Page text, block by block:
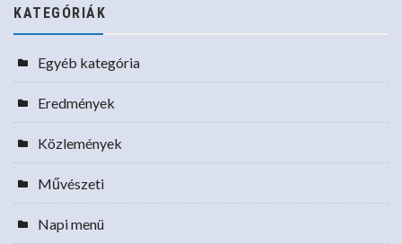
KATEGÓRIÁK
Egyéb kategória
Eredmények
Közlemények
Művészeti
Napi menü